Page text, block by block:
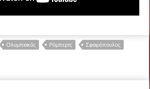
Ολυμπιακός Ρόμπερτς Σφαιρόπουλος